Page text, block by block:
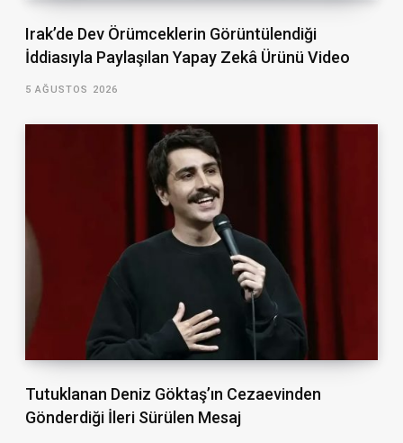
Irak’de Dev Örümceklerin Görüntülendiği
İddiasıyla Paylaşılan Yapay Zekâ Ürünü Video
5 AĞUSTOS 2026
Tutuklanan Deniz Göktaş’ın Cezaevinden
Gönderdiği İleri Sürülen Mesaj